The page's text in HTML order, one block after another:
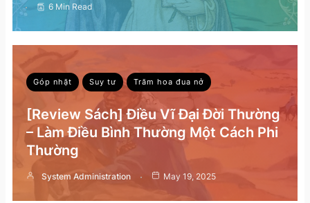
6 Min Read
Góp nhặt Suy tư Trăm hoa đua nở
[Review Sách] Điều Vĩ Đại Đời Thường
– Làm Điều Bình Thường Một Cách Phi
Thường
System Administration May 19, 2025